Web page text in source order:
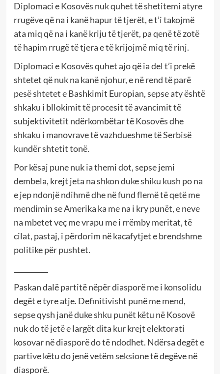
Diplomaci e Kosovës nuk quhet të shetitemi atyre
rrugëve që na i kanë hapur të tjerët, e t’i takojmë
ata miq që na i kanë kriju të tjerët, pa qenë të zotë
të hapim rrugë të tjera e të krijojmë miq të rinj.
Diplomaci e Kosovës quhet ajo që ia del t’i prekë
shtetet që nuk na kanë njohur, e në rend të parë
pesë shtetet e Bashkimit Europian, sepse aty është
shkaku i bllokimit të procesit të avancimit të
subjektivitetit ndërkombëtar të Kosovës dhe
shkaku i manovrave të vazhdueshme të Serbisë
kundër shtetit tonë.
Por kësaj pune nuk ia themi dot, sepse jemi
dembela, krejt jeta na shkon duke shiku kush po na
e jep ndonjë ndihmë dhe në fund flemë të qetë me
mendimin se Amerika ka me na i kry punët, e neve
na mbetet veç me vrapu me i rrëmby meritat, të
cilat, pastaj, i përdorim në kacafytjet e brendshme
politike për pushtet.
Paskan dalë partitë nëpër diasporë me i konsolidu
degët e tyre atje. Definitivisht punë me mend,
sepse qysh janë duke shku punët këtu në Kosovë
nuk do të jetë e largët dita kur krejt elektorati
kosovar në diasporë do të ndodhet. Ndërsa degët e
partive këtu do jenë vetëm seksione të degëve në
diasporë.